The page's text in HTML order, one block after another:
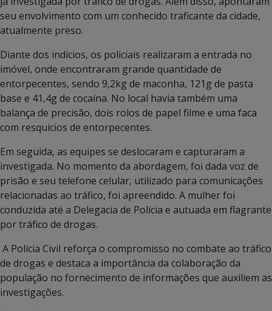
seu envolvimento com um conhecido traficante da cidade,
atualmente preso.
Diante dos indícios, os policiais realizaram a entrada no
imóvel, onde encontraram grande quantidade de
entorpecentes, sendo 9,2kg de maconha, 121g de pasta
base e 41,4g de cocaína. No local havia também uma
balança de precisão, dois rolos de papel filme e uma faca
com resquícios de entorpecentes.
Em seguida, as equipes se deslocaram e capturaram a
investigada. No momento da abordagem, foi dada voz de
prisão e seu telefone celular, utilizado para comunicações
relacionadas ao tráfico, foi apreendido. A mulher foi
conduzida até a Delegacia de Polícia e autuada em flagrante
por tráfico de drogas.
A Polícia Civil reforça o compromisso no combate ao tráfico
de drogas e destaca a importância da colaboração da
população no fornecimento de informações que auxiliem as
investigações.